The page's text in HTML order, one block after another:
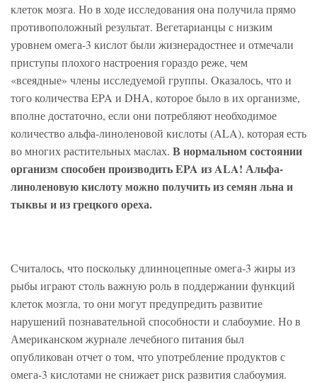
клеток мозга. Но в ходе исследования она получила прямо
противоположный результат. Вегетарианцы с низким
уровнем омега-3 кислот были жизнерадостнее и отмечали
приступы плохого настроения гораздо реже, чем
«всеядные» члены исследуемой группы. Оказалось, что и
того количества EPA и DHA, которое было в их организме,
вполне достаточно, если они потребляют необходимое
количество альфа-линоленовой кислоты (ALA), которая есть
во многих растительных маслах. В нормальном состоянии
организм способен производить EPA из ALA! Альфа-
линоленовую кислоту можно получить из семян льна и
тыквы и из грецкого ореха.
Считалось, что поскольку длинноцепные омега-3 жиры из
рыбы играют столь важную роль в поддержании функций
клеток мозгла, то они могут предупредить развитие
нарушений познавательной способности и слабоумие. Но в
Американском журнале лечебного питания был
опубликован отчет о том, что употребление продуктов с
омега-3 кислотами не снижает риск развития слабоумия.